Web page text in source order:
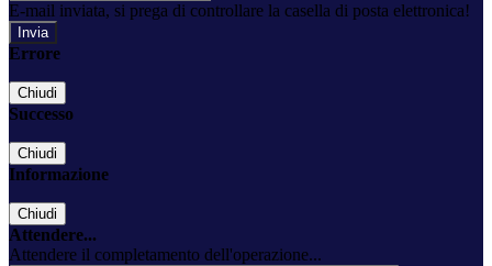
E-mail inviata, si prega di controllare la casella di posta elettronica!
Errore
Chiudi
Successo
Chiudi
Informazione
Chiudi
Attendere...
Attendere il completamento dell'operazione...